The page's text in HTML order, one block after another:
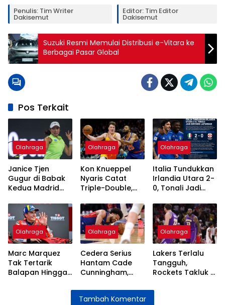
Penulis: Tim Writer
Dakisemut
Editor: Tim Editor
Dakisemut
Suzuki Resmi Memulai Distribusi e-Vitara ke
Berbagai Pasar Global
Pos Terkait
Olahraga
Janice Tjen
Gugur di Babak
Kedua Madrid
Olahraga
Kon Knueppel
Nyaris Catat
Triple-Double,
Kemenangan
Knicks
Olahraga
Italia Tundukkan
Irlandia Utara 2-
0, Tonali Jadi
Lapangan
Olahraga
Marc Marquez
Tak Tertarik
Balapan Hingga
Olahraga
Cedera Serius
Hantam Cade
Cunningham,
Jelang Playoff
Olahraga
Lakers Terlalu
Tangguh,
Rockets Takluk di
dan LeBron
Tambah Komentar